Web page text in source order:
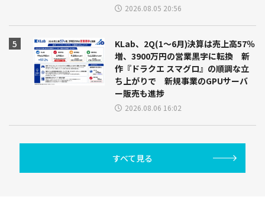
2026.08.05 20:56
KLab、2Q(1～6月)決算は売上高57％
増、3900万円の営業黒字に転換 新
作『ドラクエ スマグロ』の順調な立
ち上がりで 新規事業のGPUサーバ
ー販売も進捗
2026.08.06 16:02
すべて見る